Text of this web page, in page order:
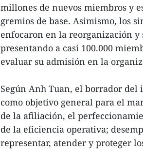
millones de nuevos miembros y
gremios de base. Asimismo, los
enfocaron en la reorganización
presentando a casi 100.000
evaluar su admisión en la
Según Anh Tuan, el borrador del
como objetivo general para el
de la afiliación, el
de la eficiencia operativa;
representar, atender y proteger